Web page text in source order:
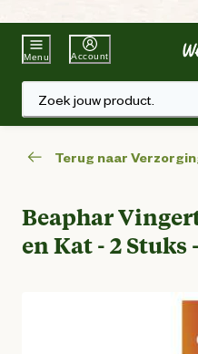
Beste
Menu Account
Zoek jouw product.
Terug naar
Beaphar
en Kat - 2 Stuks